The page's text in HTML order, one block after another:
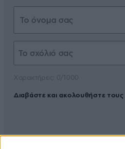
Διαβάστε και ακολουθήστε